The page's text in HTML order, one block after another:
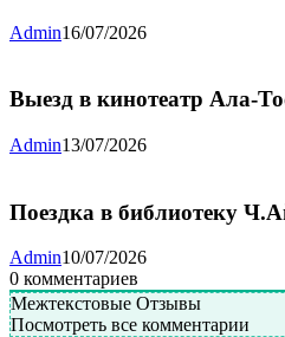
Admin16/07/2026
Выезд в кинотеатр Ала-
Admin13/07/2026
Поездка в библиотеку
Admin10/07/2026
0 комментариев
Межтекстовые Отзывы
Посмотреть все комментарии